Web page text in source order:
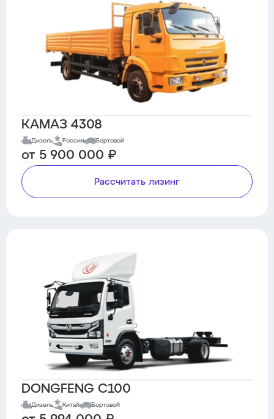
КАМАЗ 4308
Дизель Россия Бортовой
от 5 900 000 ₽
Рассчитать лизинг
DONGFENG C100
Дизель Китай Бортовой